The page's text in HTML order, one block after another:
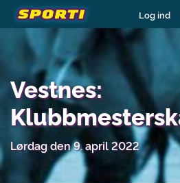
Log ind
Vestnes:
Lørdag den 9. april 2022